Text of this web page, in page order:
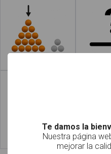
Leer más
Te damos la
Nuestra página
mejorar la